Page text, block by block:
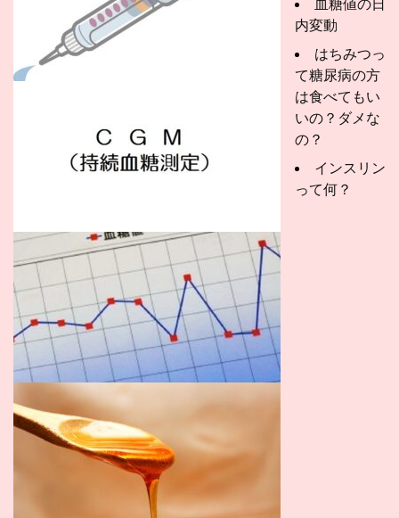
血糖値の日
内変動
はちみつっ
て糖尿病の方
は食べてもい
いの？ダメな
の？
インスリン
って何？